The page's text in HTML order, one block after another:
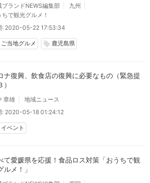
ブランドNEWS編集部
九州
ちで観光グルメ！
: 2020-05-22 17:53:34
ご当地グルメ local_offer 鹿児島県
ナ復興、飲食店の復興に必要なもの（緊急提
章雄
地域ニュース
: 2020-05-18 01:24:12
イベント
て愛媛県を応援！食品ロス対策「おうちで観
ルメ！」